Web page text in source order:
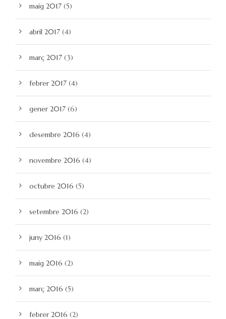
maig 2017 (5)
abril 2017 (4)
març 2017 (3)
febrer 2017 (4)
gener 2017 (6)
desembre 2016 (4)
novembre 2016 (4)
octubre 2016 (5)
setembre 2016 (2)
juny 2016 (1)
maig 2016 (2)
març 2016 (5)
febrer 2016 (2)